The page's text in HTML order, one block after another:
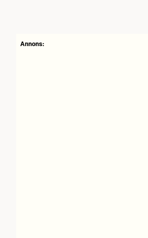
Annons: